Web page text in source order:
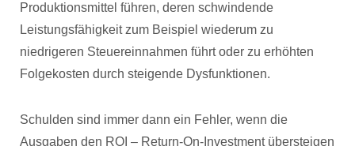
Produktionsmittel führen, deren schwindende
Leistungsfähigkeit zum Beispiel wiederum zu
niedrigeren Steuereinnahmen führt oder zu erhöhten
Folgekosten durch steigende Dysfunktionen.
Schulden sind immer dann ein Fehler, wenn die
Ausgaben den ROI – Return-On-Investment übersteigen